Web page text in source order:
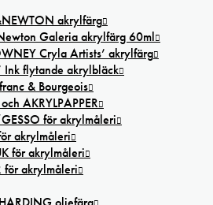
akrylfärg
Galeria akrylfärg 60ml
Cryla Artists’ akrylfärg
Ink flytande akrylbläck
& Bourgeois
AKRYLPAPPER
för akrylmåleri
akrylmåleri
för akrylmåleri
för akrylmåleri